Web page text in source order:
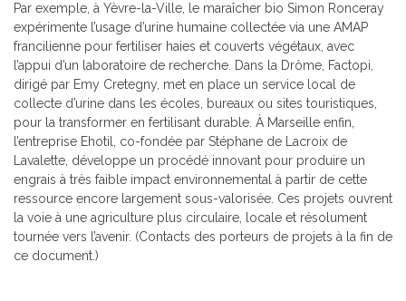
Par exemple, à Yèvre-la-Ville, le maraîcher bio Simon Ronceray
expérimente l’usage d’urine humaine collectée via une AMAP
francilienne pour fertiliser haies et couverts végétaux, avec
l’appui d’un laboratoire de recherche. Dans la Drôme, Factopi,
dirigé par Emy Cretegny, met en place un service local de
collecte d’urine dans les écoles, bureaux ou sites touristiques,
pour la transformer en fertilisant durable. À Marseille enfin,
l’entreprise Ehotil, co-fondée par Stéphane de Lacroix de
Lavalette, développe un procédé innovant pour produire un
engrais à très faible impact environnemental à partir de cette
ressource encore largement sous-valorisée. Ces projets ouvrent
la voie à une agriculture plus circulaire, locale et résolument
tournée vers l’avenir. (Contacts des porteurs de projets à la fin de
ce document.)